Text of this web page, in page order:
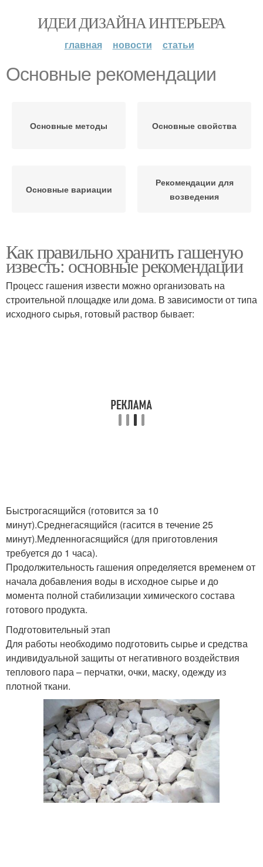
ИДЕИ ДИЗАЙНА ИНТЕРЬЕРА
главная новости статьи
Основные рекомендации
Основные методы Основные свойства
Основные вариации
Рекомендации для
возведения
Как правильно хранить гашеную
известь: основные рекомендации
Процесс гашения извести можно организовать на
строительной площадке или дома. В зависимости от типа
исходного сырья, готовый раствор бывает:
Быстрогасящийся (готовится за 10
минут).Среднегасящийся (гасится в течение 25
минут).Медленногасящийся (для приготовления
требуется до 1 часа).
Продолжительность гашения определяется временем от
начала добавления воды в исходное сырье и до
момента полной стабилизации химического состава
готового продукта.
Подготовительный этап
Для работы необходимо подготовить сырье и средства
индивидуальной защиты от негативного воздействия
теплового пара – перчатки, очки, маску, одежду из
плотной ткани.